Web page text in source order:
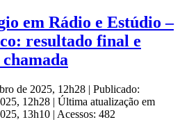
em Rádio e Estúdio –
resultado final e
chamada
de 2025, 12h28 | Publicado:
12h28 | Última atualização em
13h10 | Acessos: 482